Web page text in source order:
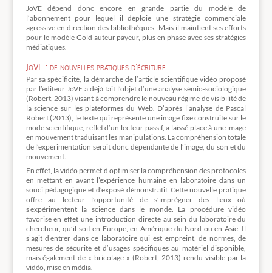
JoVE dépend donc encore en grande partie du modèle de
l’abonnement pour lequel il déploie une stratégie commerciale
agressive en direction des bibliothèques. Mais il maintient ses efforts
pour le modèle Gold auteur payeur, plus en phase avec ses stratégies
médiatiques.
JoVE : de nouvelles pratiques d’écriture
Par sa spécificité, la démarche de l’article scientifique vidéo proposé
par l’éditeur JoVE a déjà fait l’objet d’une analyse sémio-sociologique
(Robert, 2013) visant à comprendre le nouveau régime de visibilité de
la science sur les plateformes du Web. D’après l’analyse de Pascal
Robert (2013), le texte qui représente une image fixe construite sur le
mode scientifique, reflet d’un lecteur passif, a laissé place à une image
en mouvement traduisant les manipulations. La compréhension totale
de l’expérimentation serait donc dépendante de l’image, du son et du
mouvement.
En effet, la vidéo permet d’optimiser la compréhension des protocoles
en mettant en avant l’expérience humaine en laboratoire dans un
souci pédagogique et d’exposé démonstratif. Cette nouvelle pratique
offre au lecteur l’opportunité de s’imprégner des lieux où
s’expérimentent la science dans le monde. La procédure vidéo
favorise en effet une introduction directe au sein du laboratoire du
chercheur, qu’il soit en Europe, en Amérique du Nord ou en Asie. Il
s’agit d’entrer dans ce laboratoire qui est empreint, de normes, de
mesures de sécurité et d’usages spécifiques au matériel disponible,
mais également de « bricolage » (Robert, 2013) rendu visible par la
vidéo, mise en média.